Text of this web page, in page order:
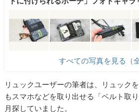
すべての写真を見る（
リュックユーザーの筆者は、リュック
もスマホなどを取り出せる「ベルト取
月探していました。